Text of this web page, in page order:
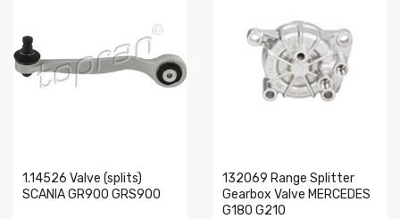
1.14526 Valve (splits)
SCANIA GR900 GRS900
132069 Range Splitter
Gearbox Valve MERCEDES
G180 G210